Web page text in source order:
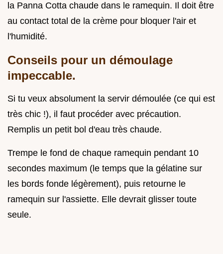
la Panna Cotta chaude dans le ramequin. Il doit être
au contact total de la crème pour bloquer l'air et
l'humidité.
Conseils pour un démoulage
impeccable.
Si tu veux absolument la servir démoulée (ce qui est
très chic !), il faut procéder avec précaution.
Remplis un petit bol d'eau très chaude.
Trempe le fond de chaque ramequin pendant 10
secondes maximum (le temps que la gélatine sur
les bords fonde légèrement), puis retourne le
ramequin sur l'assiette. Elle devrait glisser toute
seule.